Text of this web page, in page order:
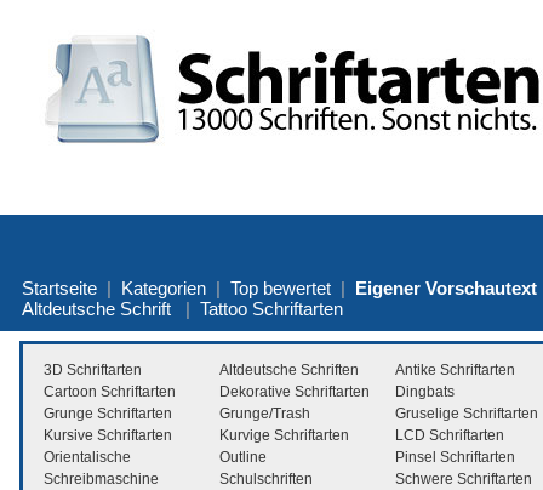
Startseite | Kategorien | Top bewertet | Eigener Vorschautext
Altdeutsche Schrift | Tattoo Schriftarten
3D Schriftarten Altdeutsche Schriften
Antike Schriftarten
Cartoon Schriftarten
Dekorative Schriftarten
Dingbats
Grunge Schriftarten
Grunge/Trash
Gruselige Schriftarten
Kursive Schriftarten
Kurvige Schriftarten
LCD Schriftarten
Orientalische
Outline
Pinsel Schriftarten
Schreibmaschine
Schulschriften
Schwere Schriftarten